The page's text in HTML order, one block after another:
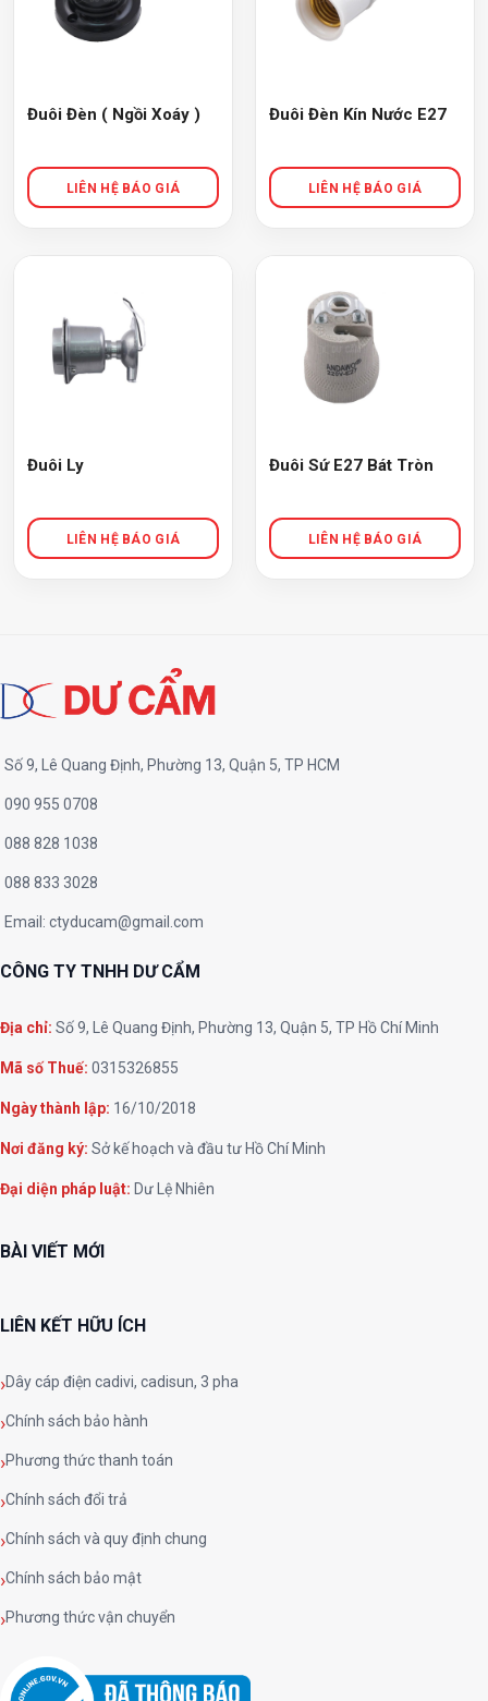
Đuôi Đèn ( Ngồi Xoáy ) Đuôi Đèn Kín Nước E27
Đuôi Ly Đuôi Sứ E27 Bát Tròn
Số 9, Lê Quang Định, Phường 13, Quận 5, TP HCM
090 955 0708
088 828 1038
088 833 3028
Email: ctyducam@gmail.com
CÔNG TY TNHH DƯ CẨM
Địa chỉ: Số 9, Lê Quang Định, Phường 13, Quận 5, TP Hồ Chí Minh
Mã số Thuế: 0315326855
Ngày thành lập: 16/10/2018
Nơi đăng ký: Sở kế hoạch và đầu tư Hồ Chí Minh
Đại diện pháp luật: Dư Lệ Nhiên
BÀI VIẾT MỚI
LIÊN KẾT HỮU ÍCH
Dây cáp điện cadivi, cadisun, 3 pha
Chính sách bảo hành
Phương thức thanh toán
Chính sách đổi trả
Chính sách và quy định chung
Chính sách bảo mật
Phương thức vận chuyển